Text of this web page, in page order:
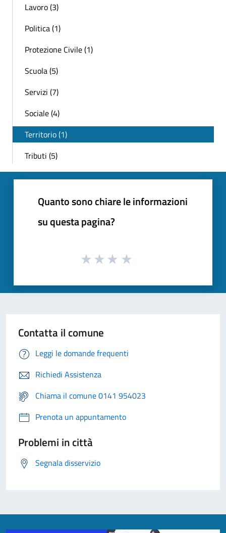
Lavoro (3)
Politica (1)
Protezione Civile (1)
Scuola (5)
Servizi (7)
Sociale (4)
Territorio (1)
Tributi (5)
Quanto sono chiare le informazioni
su questa pagina?
Contatta il comune
Leggi le domande frequenti
Richiedi Assistenza
Chiama il comune 0141 954023
Prenota un appuntamento
Problemi in città
Segnala disservizio